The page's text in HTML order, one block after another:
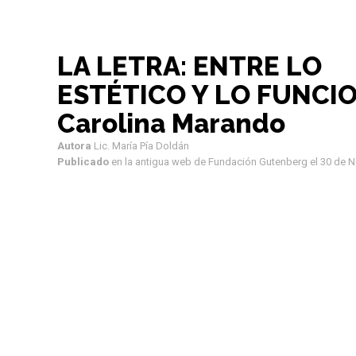
LA LETRA: ENTRE LO
ESTÉTICO Y LO
Carolina Marando
Autora Lic. María Pía Doldán
Publicado en la antigua web de Fundación Gutenberg el 30 de